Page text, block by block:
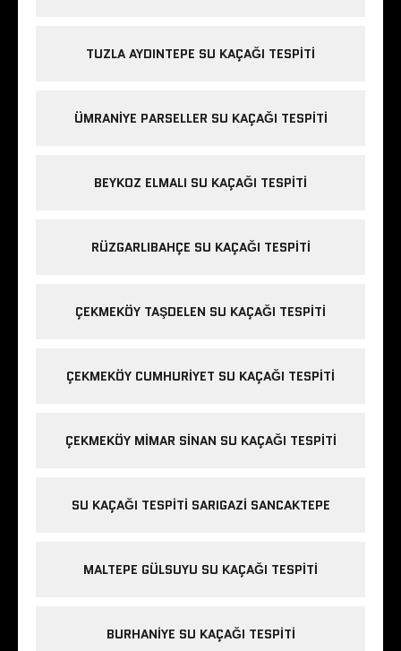
TUZLA AYDINTEPE SU KAÇAĞI TESPITI
ÜMRANIYE PARSELLER SU KAÇAĞI TESPITI
BEYKOZ ELMALI SU KAÇAĞI TESPITI
RÜZGARLIBAHÇE SU KAÇAĞI TESPITI
ÇEKMEKÖY TAŞDELEN SU KAÇAĞI TESPITI
ÇEKMEKÖY CUMHURIYET SU KAÇAĞI TESPITI
ÇEKMEKÖY MIMAR SINAN SU KAÇAĞI TESPITI
SU KAÇAĞI TESPITI SARIGAZI SANCAKTEPE
MALTEPE GÜLSUYU SU KAÇAĞI TESPITI
BURHANIYE SU KAÇAĞI TESPITI